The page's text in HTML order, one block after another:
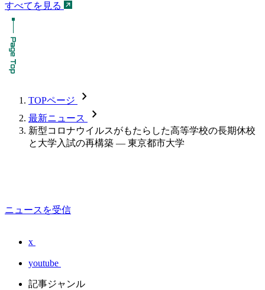
すべてを見る
TOPページ chevron_forward
最新ニュース chevron_forward
新型コロナウイルスがもたらした高等学校の長期休校
と大学入試の再構築 — 東京都市大学
ニュースを受信
x
youtube
記事ジャンル